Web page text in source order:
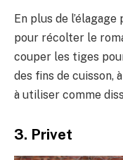
En plus de
pour récolter le
couper les tiges
des fins de cuisson,
à utiliser comme
3. Privet